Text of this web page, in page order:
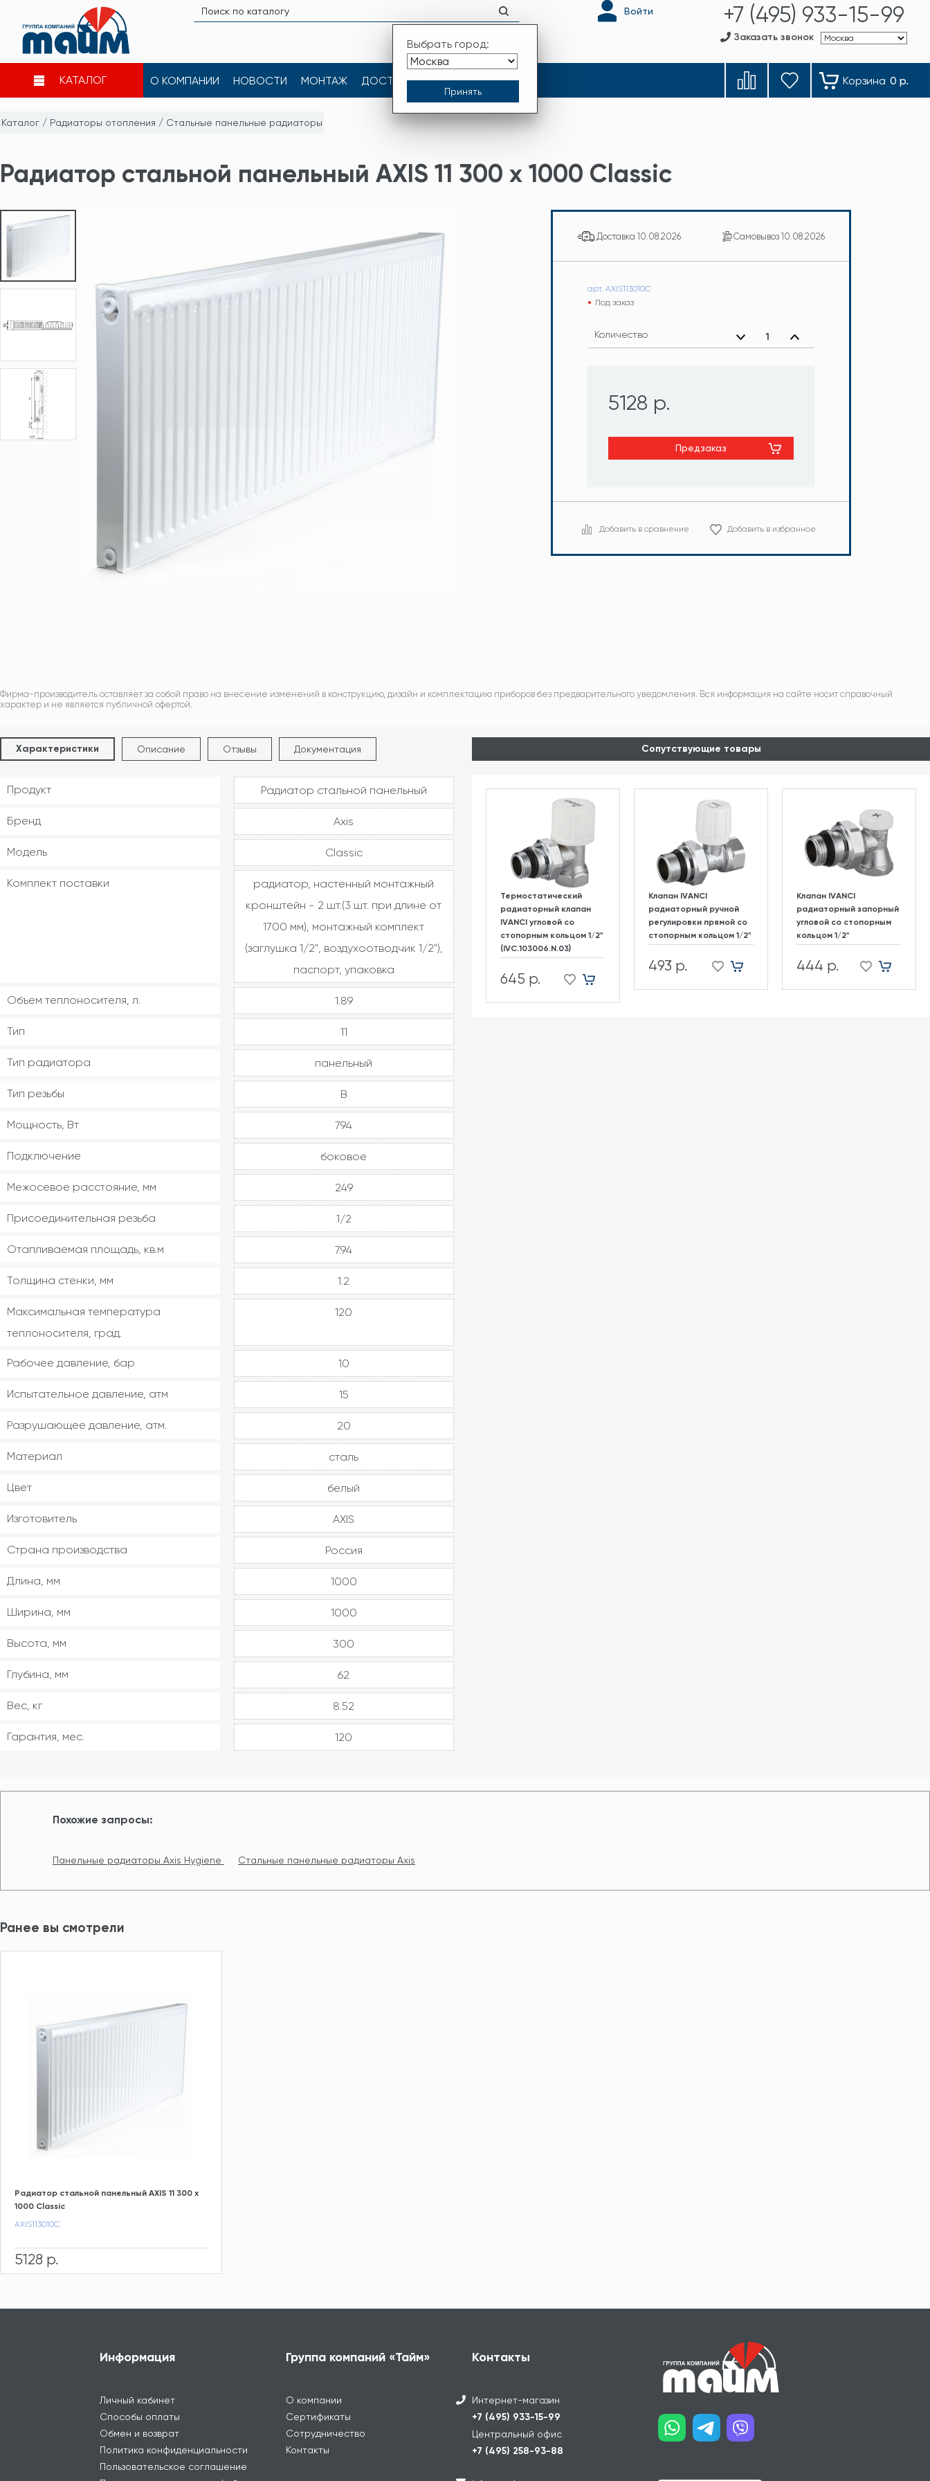
Выбрать город:
Войти +7 (495) 933-15-99
Заказать звонок
КАТАЛОГ О КОМПАНИИ НОВОСТИ МОНТАЖ ДОСТАВКА КОНТАКТЫ Корзина 0 р.
Каталог / Радиаторы отопления / Стальные панельные радиаторы
Радиатор стальной панельный AXIS 11 300 x 1000 Classic
Доставка 10.08.2026 Самовывоз10.08.2026
арт. AXIS113010C
Под заказ
Количество
5128 р.
Предзаказ
Добавить в сравнение Добавить в избранное
Фирма-производитель оставляет за собой право на внесение изменений в конструкцию, дизайн и комплектацию приборов без предварительного уведомления. Вся информация на сайте носит справочный
характер и не является публичной офертой.
Характеристики Описание Отзывы Документация
Продукт Радиатор стальной панельный
Бренд Axis
Модель Classic
Комплект поставки
радиатор, настенный монтажный
кронштейн - 2 шт.(3 шт. при длине от
1700 мм), монтажный комплект
(заглушка 1/2", воздухоотводчик 1/2"),
паспорт, упаковка
Объем теплоносителя, л. 1.89
Тип 11
Тип радиатора панельный
Тип резьбы В
Мощность, Вт 794
Подключение боковое
Межосевое расстояние, мм 249
Присоединительная резьба 1/2
Отапливаемая площадь, кв.м 7.94
Толщина стенки, мм 1.2
Максимальная температура
теплоносителя, град.
120
Рабочее давление, бар 10
Испытательное давление, атм 15
Разрушающее давление, атм. 20
Материал сталь
Цвет белый
Изготовитель AXIS
Страна производства Россия
Длина, мм 1000
Ширина, мм 1000
Высота, мм 300
Глубина, мм 62
Вес, кг 8.52
Гарантия, мес. 120
Сопутствующие товары
Термостатический
радиаторный клапан
IVANCI угловой со
стопорным кольцом 1/2"
(IVC.103006.N.03)
645 р.
Клапан IVANCI
радиаторный ручной
регулировки прямой со
стопорным кольцом 1/2"
493 р.
Клапан IVANCI
радиаторный запорный
угловой со стопорным
кольцом 1/2"
444 р.
Похожие запросы:
Панельные радиаторы Axis Hygiene Стальные панельные радиаторы Axis
Ранее вы смотрели
Радиатор стальной панельный AXIS 11 300 x
1000 Classic
AXIS113010C
5128 р.
Информация
Личный кабинет
Способы оплаты
Обмен и возврат
Политика конфиденциальности
Пользовательское соглашение
Группа компаний «Тайм»
О компании
Сертификаты
Сотрудничество
Контакты
Контакты
Интернет-магазин
+7 (495) 933-15-99
Центральный офис
+7 (495) 258-93-88